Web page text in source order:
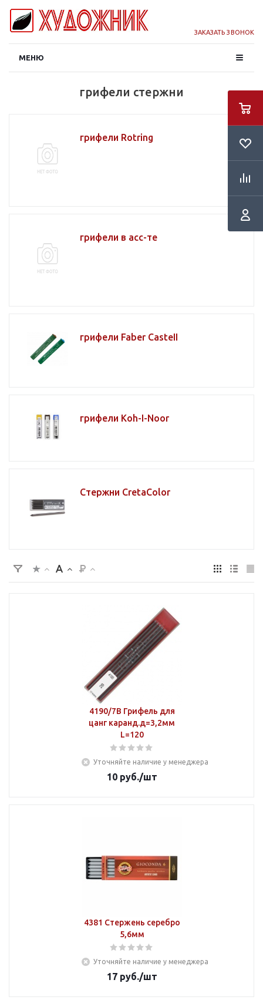
ЗАКАЗАТЬ ЗВОНОК
МЕНЮ
грифели стержни
грифели Rotring
грифели в асс-те
грифели Faber CasteII
грифели Koh-I-Noor
Стержни CretaColor
4190/7В Грифель для
цанг каранд.д=3,2мм
L=120
Уточняйте наличие у менеджера
10руб./шт
4381 Стержень серебро
5,6мм
Уточняйте наличие у менеджера
17руб./шт